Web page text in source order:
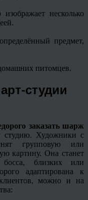
несколько
предмет,
питомцев.
студии
заказать шарж
студию. Художники с
групповую или
картину. Она станет
близких или
адаптирована к
можно и на